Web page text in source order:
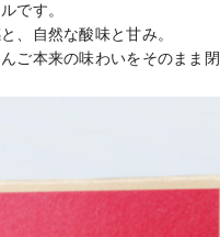
です。
、自然な酸味と甘み。
ご本来の味わいをそのまま閉